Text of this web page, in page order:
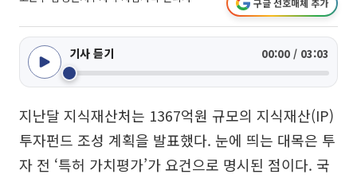
구글 선호매체 추가
기사 듣기 00:00 / 03:03
지난달 지식재산처는 1367억원 규모의 지식재산(IP)
투자펀드 조성 계획을 발표했다. 눈에 띄는 대목은 투
자 전 ‘특허 가치평가’가 요건으로 명시된 점이다. 국